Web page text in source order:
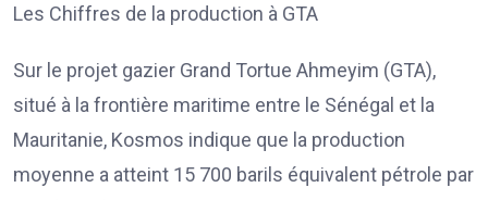
Les Chiffres de la production à GTA
Sur le projet gazier Grand Tortue Ahmeyim (GTA),
situé à la frontière maritime entre le Sénégal et la
Mauritanie, Kosmos indique que la production
moyenne a atteint 15 700 barils équivalent pétrole par